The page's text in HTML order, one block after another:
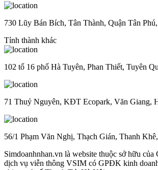
730 Lũy Bán Bích, Tân Thành, Quận Tân
Tỉnh thành khác
102 tổ 16 phố Hà Tuyên, Phan Thiết, Tuyên
71 Thuỷ Nguyên, KĐT Ecopark, Văn Giang,
56/1 Phạm Văn Nghị, Thạch Gián, Thanh
Simdoanhnhan.vn là website thuộc sở hữu của
dịch vụ viễn thông VSIM có GPĐK kinh